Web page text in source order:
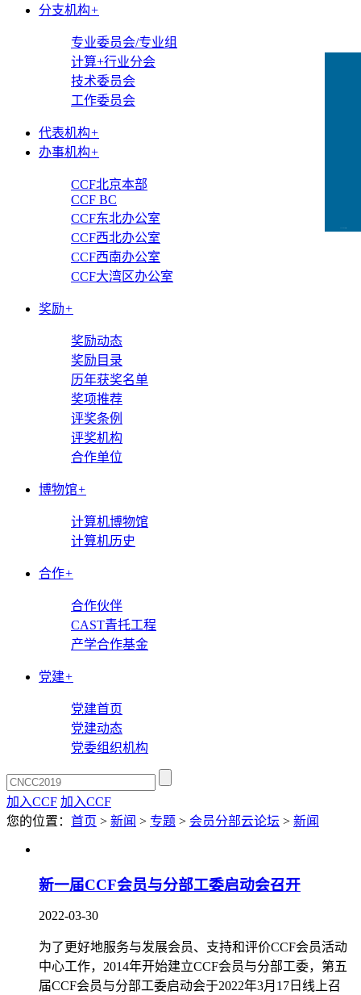
分支机构+
专业委员会/专业组
计算+行业分会
技术委员会
工作委员会
代表机构+
办事机构+
CCF北京本部
CCF BC
CCF东北办公室
CCF西北办公室
CCF西南办公室
CCF大湾区办公室
奖励+
奖励动态
奖励目录
历年获奖名单
奖项推荐
评奖条例
评奖机构
合作单位
博物馆+
计算机博物馆
计算机历史
合作+
合作伙伴
CAST青托工程
产学合作基金
党建+
党建首页
党建动态
党委组织机构
加入CCF 加入CCF
您的位置： 首页 > 新闻 > 专题 > 会员分部云论坛 > 新闻
新一届CCF会员与分部工委启动会召开
2022-03-30
为了更好地服务与发展会员、支持和评价CCF会员活动
中心工作，2014年开始建立CCF会员与分部工委，第五
届CCF会员与分部工委启动会于2022年3月17日线上召